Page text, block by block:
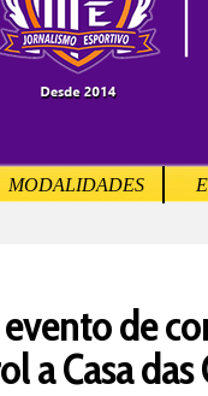
MODALIDADES
de
a Casa das